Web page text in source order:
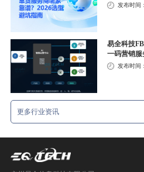
发布时间
易全科技
一码营销
发布时间
更多行业资讯